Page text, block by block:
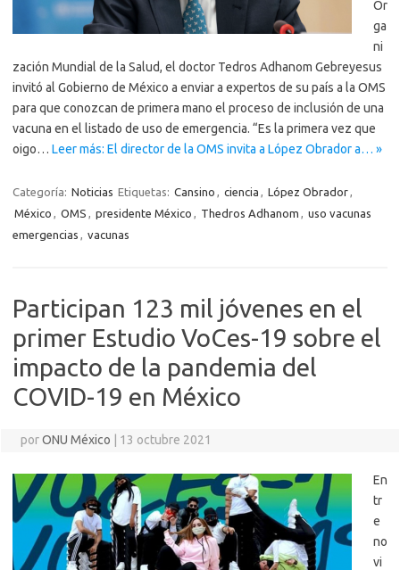
Or
ga
ni
zación Mundial de la Salud, el doctor Tedros Adhanom Gebreyesus
invitó al Gobierno de México a enviar a expertos de su país a la OMS
para que conozcan de primera mano el proceso de inclusión de una
vacuna en el listado de uso de emergencia. “Es la primera vez que
oigo… Leer más: El director de la OMS invita a López Obrador a… »
Categoría: Noticias Etiquetas: Cansino , ciencia , López Obrador,
México , OMS , presidente México , Thedros Adhanom , uso vacunas
emergencias , vacunas
Participan 123 mil jóvenes en el
primer Estudio VoCes-19 sobre el
impacto de la pandemia del
COVID-19 en México
porONU México 13 octubre 2021
En
tr
e
no
vi